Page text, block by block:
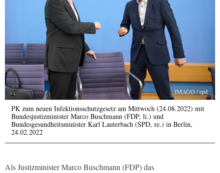
IMAGO / epd
PK zum neuen Infektionsschutzgesetz am Mittwoch (24.08.2022) mit
Bundesjustizminister Marco Buschmann (FDP, li.) und
Bundesgesundheitsminister Karl Lauterbach (SPD, re.) in Berlin,
24.02.2022
Als Justizminister Marco Buschmann (FDP) das